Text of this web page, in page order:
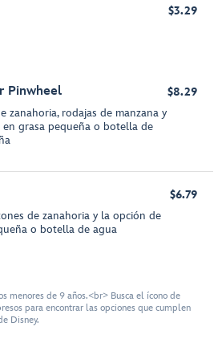
$3.29
Pinwheel
zanahoria, rodajas de manzana y
grasa pequeña o botella de
$8.29
de zanahoria y la opción de
o botella de agua
$6.79
menores de 9 años.<br> Busca el ícono de
para encontrar las opciones que cumplen
Disney.